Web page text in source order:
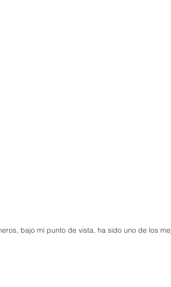
bajo mi punto de vista, ha sido uno de los